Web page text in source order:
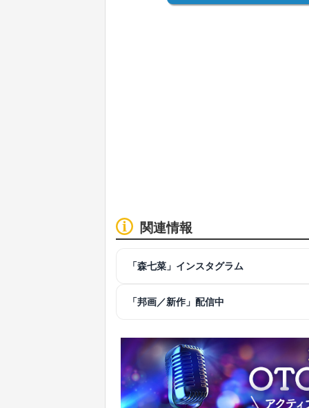
関連情報
「森七菜」インスタグラム
「邦画／新作」配信中